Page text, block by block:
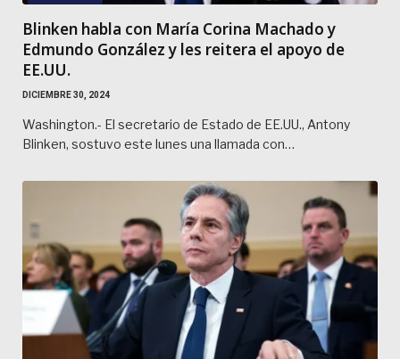
Blinken habla con María Corina Machado y
Edmundo González y les reitera el apoyo de
EE.UU.
DICIEMBRE 30, 2024
Washington.- El secretario de Estado de EE.UU., Antony
Blinken, sostuvo este lunes una llamada con…